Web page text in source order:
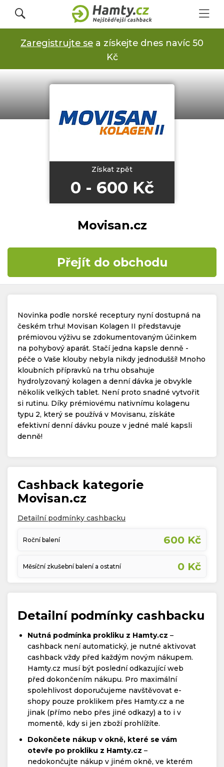
Přihlásit se
Registrovat
Obchody
Jak to funguje
Časté dotazy
Kontakt
Copyright © 2019 - 2026. Všechna práva vyhrazena.
Zaregistrujte se a získejte dnes navíc 50
Kč
Získat zpět
0 - 600 Kč
Movisan.cz
Přejít do obchodu
Novinka podle norské receptury nyní dostupná na
českém trhu! Movisan Kolagen II představuje
prémiovou výživu se zdokumentovaným účinkem
na pohybový aparát. Stačí jedna kapsle denně -
péče o Vaše klouby nebyla nikdy jednodušší! Mnoho
kloubních přípravků na trhu obsahuje
hydrolyzovaný kolagen a denní dávka je obvykle
několik velkých tablet. Není proto snadné vytvořit
si rutinu. Díky prémiovému nativnímu kolagenu
typu 2, který se používá v Movisanu, získáte
efektivní denní dávku pouze v jedné malé kapsli
denně!
Cashback kategorie
Movisan.cz
Detailní podmínky cashbacku
Roční balení 600 Kč
Měsíční zkušební balení a ostatní 0 Kč
Detailní podmínky cashbacku
Nutná podmínka prokliku z Hamty.cz –
cashback není automatický, je nutné aktivovat
cashback vždy před každým novým nákupem.
Hamty.cz musí být poslední odkazující web
před dokončením nákupu. Pro maximální
spolehlivost doporučujeme navštěvovat e-
shopy pouze proklikem přes Hamty.cz a ne
jinak (přímo nebo přes jiné odkazy) a to i v
momentě, kdy si jen zboží prohlížíte.
Dokončete nákup v okně, které se vám
otevře po prokliku z Hamty.cz –
nedokončujte nákup v jiném okně, ve kterém